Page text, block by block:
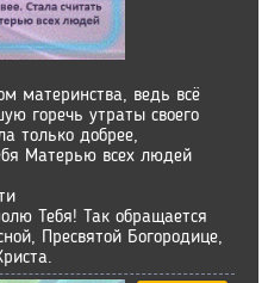
материнства, ведь всё
горечь утраты своего
только добрее,
Матерью всех людей
Тебя! Так обращается
Пресвятой Богородице,